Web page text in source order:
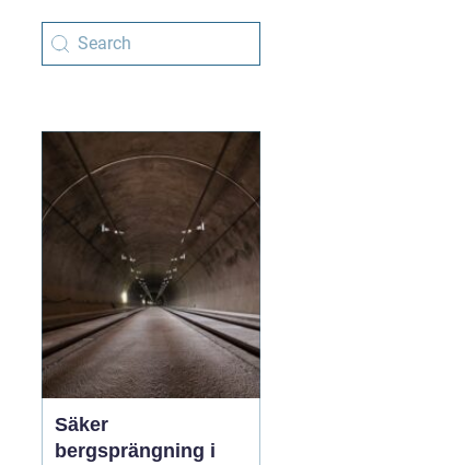
Säker
bergsprängning i